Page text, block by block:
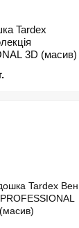
Tardex
3D (масив)